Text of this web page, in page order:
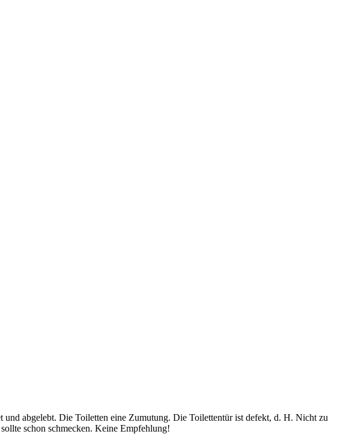
abgelebt. Die Toiletten eine Zumutung. Die Toilettentür ist defekt, d. H. Nicht zu
schon schmecken. Keine Empfehlung!